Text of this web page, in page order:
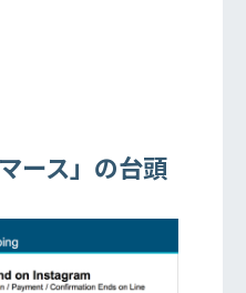
ース」の台頭